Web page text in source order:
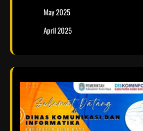
May 2025
April 2025